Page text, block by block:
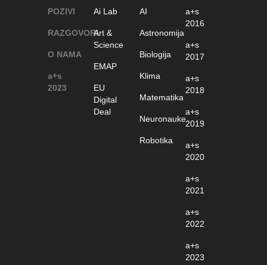
POZIVI
RAZGOVORI
O NAMA
a+s
2023
Ai Lab
Art &
Science
EMAP
EU
Digital
Deal
AI
Astronomija
Biologija
Klima
Matematika
Neuronauke
Robotika
a+s
2016
a+s
2017
a+s
2018
a+s
2019
a+s
2020
a+s
2021
a+s
2022
a+s
2023